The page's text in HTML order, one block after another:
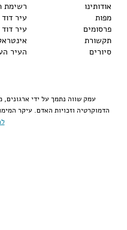
אודותינו
מפות
פרסומים
תקשורת
סיורים
רשימת
עיר דוד
עיר
העיר
עמק שווה נתמך על ידי ארגונים,
הדמוקרטיה וזכויות האדם. עיקר